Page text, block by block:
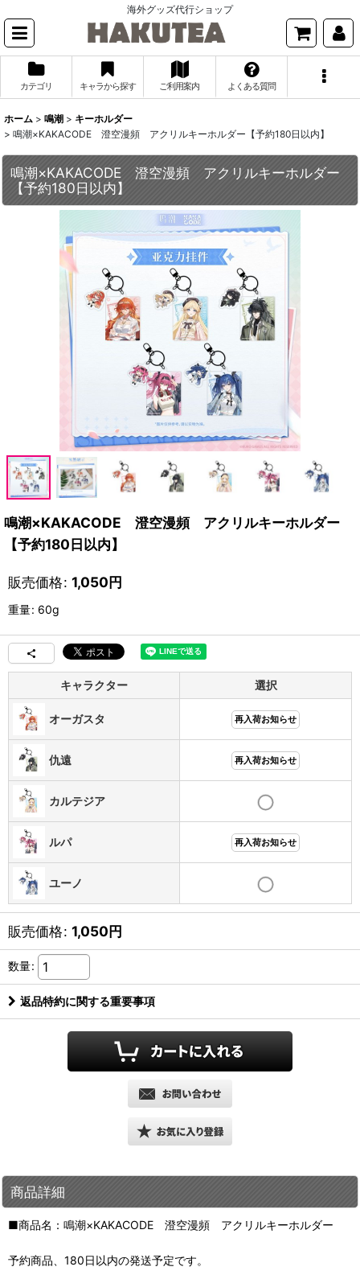
海外グッズ代行ショップ
カテゴリ キャラから探す ご利用案内 よくある質問
ホーム > 鳴潮 > キーホルダー
> 鳴潮×KAKACODE 澄空漫頻 アクリルキーホルダー【予約180日以内】
鳴潮×KAKACODE 澄空漫頻 アクリルキーホルダー
【予約180日以内】
鳴潮×KAKACODE 澄空漫頻 アクリルキーホルダー
【予約180日以内】
販売価格: 1,050円
重量: 60g
キャラクター 選択
オーガスタ 再入荷お知らせ
仇遠 再入荷お知らせ
カルテジア
ルパ 再入荷お知らせ
ユーノ
販売価格: 1,050円
数量:
返品特約に関する重要事項
商品詳細
■商品名：鳴潮×KAKACODE 澄空漫頻 アクリルキーホルダー
予約商品、180日以内の発送予定です。